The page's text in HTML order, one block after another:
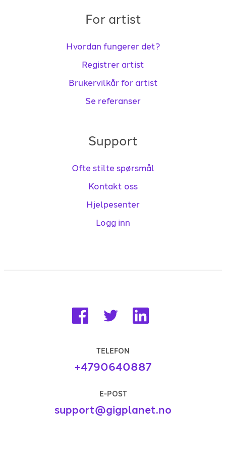
For artist
Hvordan fungerer det?
Registrer artist
Brukervilkår for artist
Se referanser
Support
Ofte stilte spørsmål
Kontakt oss
Hjelpesenter
Logg inn
TELEFON
+4790640887
E-POST
support@gigplanet.no